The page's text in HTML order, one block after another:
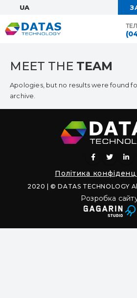
UA:
MEET THE TEAM
Apologies, but no results were found
archive.
Політика
2020 | © DATAS TECHNOLOGY
Розробка